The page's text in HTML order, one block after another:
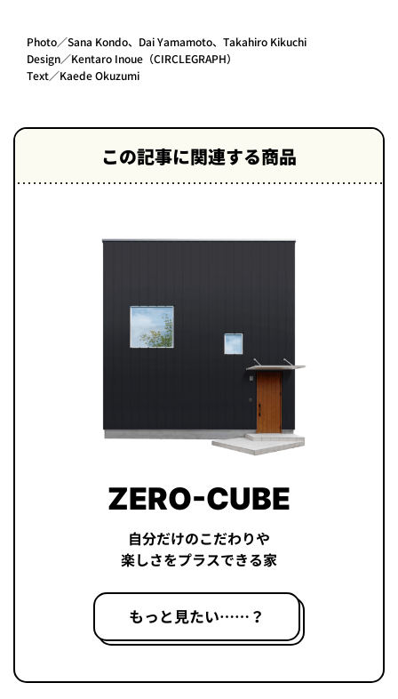
Photo／Sana Kondo、Dai Yamamoto、Takahiro Kikuchi
Design／Kentaro Inoue（CIRCLEGRAPH）
Text／Kaede Okuzumi
この記事に関連する商品
ZERO-CUBE
自分だけのこだわりや
楽しさをプラスできる家
もっと見たい……？